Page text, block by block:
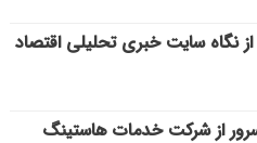
از نگاه سایت خبری تحلیلی اقتصاد
از شرکت خدمات هاستینگ